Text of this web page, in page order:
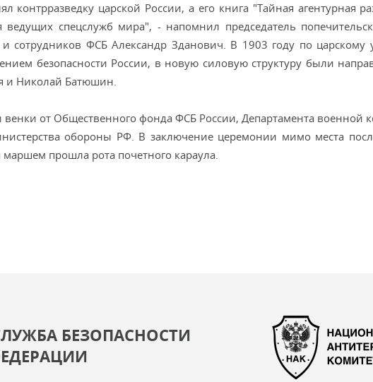
контрразведку царской России, а его книга "Тайная агентурная
спецслужб мира", - напомнил председатель
сотрудников ФСБ Александр Зданович. В 1903 году по царскому
безопасности России, в новую силовую структуру были
и Николай Батюшин.
от Общественного фонда ФСБ России, Департамента военной
обороны РФ. В заключение церемонии мимо места
прошла рота почетного караула.
БЕЗОПАСНОСТИ